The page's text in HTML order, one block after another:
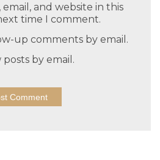
email, and website in this
time I comment.
up comments by email.
by email.